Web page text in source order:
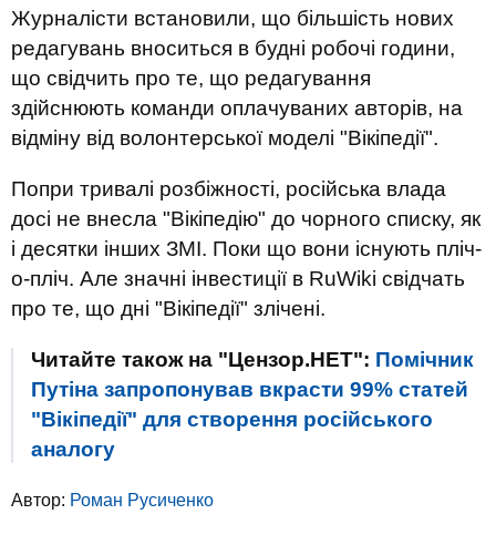
Журналісти встановили, що більшість нових
редагувань вноситься в будні робочі години,
що свідчить про те, що редагування
здійснюють команди оплачуваних авторів, на
відміну від волонтерської моделі "Вікіпедії".
Попри тривалі розбіжності, російська влада
досі не внесла "Вікіпедію" до чорного списку, як
і десятки інших ЗМІ. Поки що вони існують пліч-
о-пліч. Але значні інвестиції в RuWiki свідчать
про те, що дні "Вікіпедії" злічені.
Читайте також на "Цензор.НЕТ": Помічник
Путіна запропонував вкрасти 99% статей
"Вікіпедії" для створення російського
аналогу
Автор: Роман Русиченко